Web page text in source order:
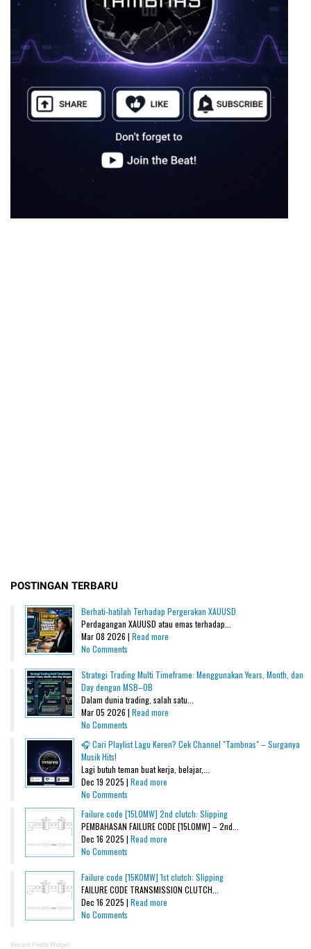
POSTINGAN TERBARU
Berhati-hatilah Terhadap Pergerakan XAUUSD
Perdagangan XAUUSD atau emas terhadap...
Mar 08 2026 | Read more
No Comments
Strategi Trading Multi Timeframe: Menggunakan Years, Month, dan
Day dengan MSB–OB
Dalam dunia trading, salah satu...
Mar 05 2026 | Read more
No Comments
🎧 Cari Playlist Lagu Keren? Cek Channel "Tambnas" – Surganya
Musik Hits!
Lagi butuh teman buat kerja, belajar,...
Dec 19 2025 | Read more
No Comments
Failure code [15L0MW] 2nd clutch: Slipping
PEMBAHASAN FAILURE CODE [15L0MW] – 2nd...
Dec 16 2025 | Read more
No Comments
Failure code [15K0MW] 1st clutch: Slipping
FAILURE CODE TRANSMISSION CLUTCH...
Dec 16 2025 | Read more
No Comments
Recent Posts Widget